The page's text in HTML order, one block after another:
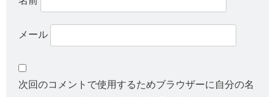
メール
次回のコメントで使用するためブラウザーに自分の名